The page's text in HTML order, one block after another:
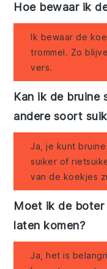
Hoe bewaar ik
Ik bewaar de
trommel. Zo
vers.
Kan ik de bruine
andere soort
Ja, je kunt
suiker of
van de koekjes
Moet ik de boter
laten komen?
Ja, het is